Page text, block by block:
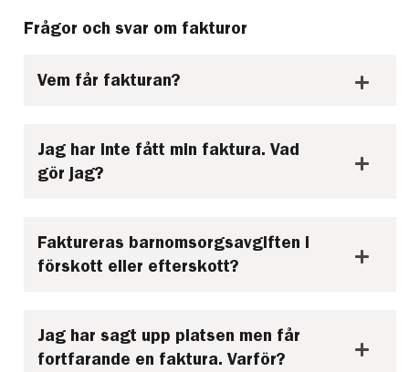
Frågor och svar om fakturor
Vem får fakturan?
Jag har inte fått min faktura. Vad
gör jag?
Faktureras barnomsorgsavgiften i
förskott eller efterskott?
Jag har sagt upp platsen men får
fortfarande en faktura. Varför?